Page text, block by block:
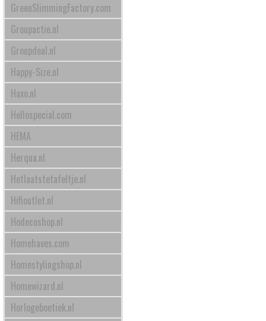
GreenSlimmingFactory.com
Groupactie.nl
Groupdeal.nl
Happy-Size.nl
Haxo.nl
Hellospecial.com
HEMA
Herqua.nl
Hetlaatstetafeltje.nl
Hifioutlet.nl
Hodecoshop.nl
Homehaves.com
Homestylingshop.nl
Homewizard.nl
Horlogeboetiek.nl